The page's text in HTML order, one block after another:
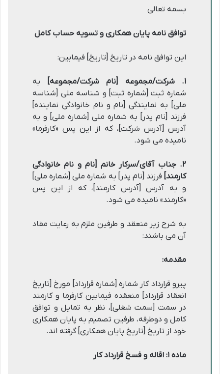
بسمه تعالی
توافق نامه پایان همکاری و تسویه حساب کامل
این توافق نامه در تاریخ [تاریخ] فیمابین:
۱. شرکت/مجموعه [نام شرکت/مجموعه]
به
شماره ثبت [شماره ثبت] و شناسه ملی [شناسه
ملی] به نمایندگی [نام و نام خانوادگی نماینده]
فرزند [نام پدر] به شماره ملی [شماره ملی] و به
آدرس [آدرس شرکت]، که از این پس «کارفرما»
نامیده می شود.
۲. جناب آقای/سرکار خانم [نام و نام خانوادگی
کارمند] فرزند [نام پدر] به شماره ملی [شماره ملی]
و به آدرس [آدرس کارمند]، که از این پس
«کارمند» نامیده می شود.
به شرح زیر منعقد و طرفین ملزم به رعایت مفاد
آن می باشند:
مقدمه:
پیرو قرارداد کار شماره [شماره قرارداد] مورخ [تاریخ
انعقاد قرارداد] منعقده فیمابین کارفرما و کارمند
در سمت [سمت شغلی]، نظر به تمایل و توافق
کامل و دوطرفه، طرفین تصمیم به پایان همکاری
خود از تاریخ [تاریخ پایان همکاری] گرفته اند.
ماده ۱: اقاله و فسخ قرارداد کار